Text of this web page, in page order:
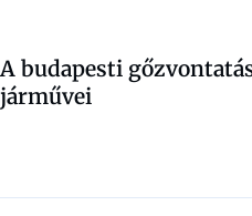
A budapesti
járművei